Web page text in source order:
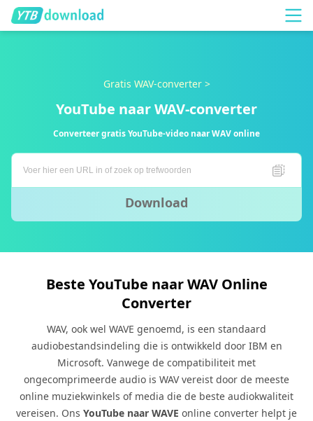
Gratis WAV-converter >
YouTube naar WAV-converter
Converteer gratis YouTube-video naar WAV online
Download
Beste YouTube naar WAV Online
Converter
WAV, ook wel WAVE genoemd, is een standaard
audiobestandsindeling die is ontwikkeld door IBM en
Microsoft. Vanwege de compatibiliteit met
ongecomprimeerde audio is WAV vereist door de meeste
online muziekwinkels of media die de beste audiokwaliteit
vereisen. Ons YouTube naar WAVE online converter helpt je